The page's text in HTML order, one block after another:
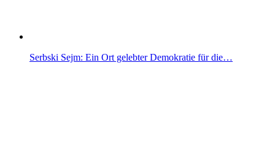
Serbski Sejm: Ein Ort gelebter Demokratie für die…